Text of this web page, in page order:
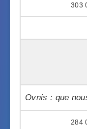
303
Ovnis : que
284